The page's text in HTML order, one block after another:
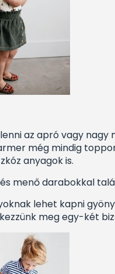
az apró vagy
még mindig
anyagok is.
menő darabokkal
lehet kapni
meg egy-két